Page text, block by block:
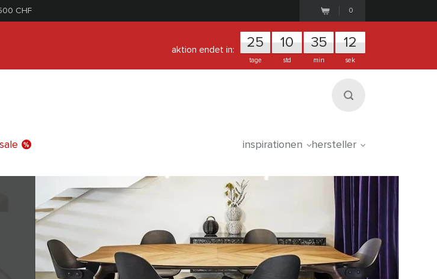
CHF 0
aktion endet in: 25
tage
10
std
35
min
11
sek
sale inspirationen hersteller